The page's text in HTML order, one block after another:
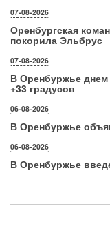
07-08-2026
Оренбургская
покорила Эльбрус
07-08-2026
В Оренбуржье днем
+33 градусов
06-08-2026
В Оренбуржье
06-08-2026
В Оренбуржье